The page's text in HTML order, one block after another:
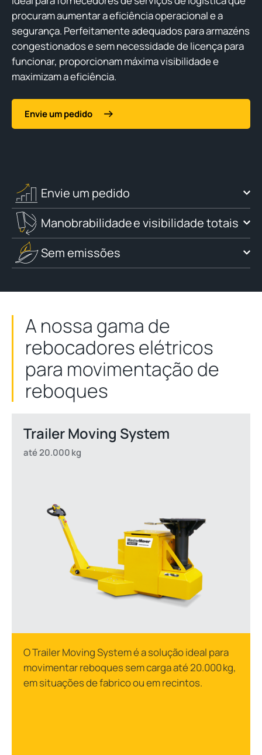
procuram aumentar a eficiência operacional e a
segurança. Perfeitamente adequados para armazéns
congestionados e sem necessidade de licença para
funcionar, proporcionam máxima visibilidade e
maximizam a eficiência.
Envie um pedido
Envie um pedido
Manobrabilidade e visibilidade totais
Sem emissões
A nossa gama de
rebocadores elétricos
para movimentação de
reboques
Trailer Moving System
até 20.000 kg
O Trailer Moving System é a solução ideal para
movimentar reboques sem carga até 20.000 kg,
em situações de fabrico ou em recintos.